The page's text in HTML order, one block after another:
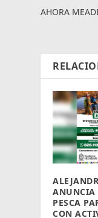
AHORA
ANUNCIA
PESCA
CON